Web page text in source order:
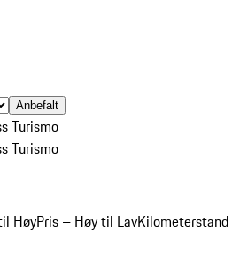
Anbefalt
Turismo
Turismo
HøyPris – Høy til LavKilometerstand